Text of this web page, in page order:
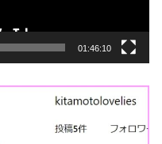
01:46:10